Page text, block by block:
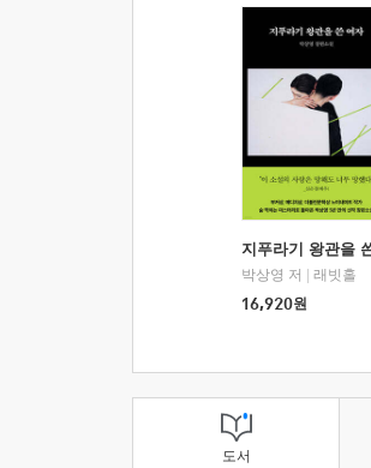
지푸라기 왕관을
박상영 저
래빗홀
16,920원
도서